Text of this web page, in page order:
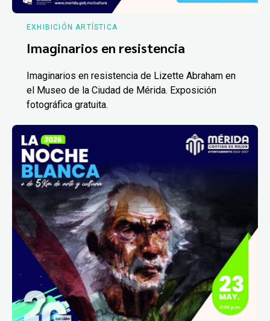
EXHIBICIÓN ARTÍSTICA
Imaginarios en resistencia
Imaginarios en resistencia de Lizette Abraham en
el Museo de la Ciudad de Mérida. Exposición
fotográfica gratuita.